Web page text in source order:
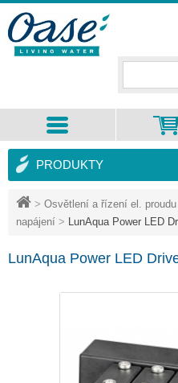
> Osvětlení a řízení el. proudu
napájení > LunAqua Power LED
LunAqua Power LED
PRODUKTY